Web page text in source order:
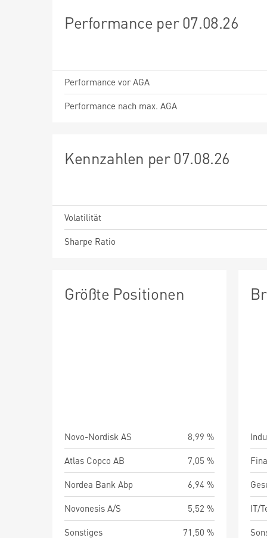
Performance per 07.08.26
Performance vor AGA
Performance nach max. AGA
Kennzahlen per 07.08.26
Volatilität
Sharpe Ratio
Größte Positionen
Novo-Nordisk AS
8,99 %
Atlas Copco AB
7,05 %
Nordea Bank Abp
6,94 %
Novonesis A/S
5,52 %
Sonstiges
71,50 %
IT/